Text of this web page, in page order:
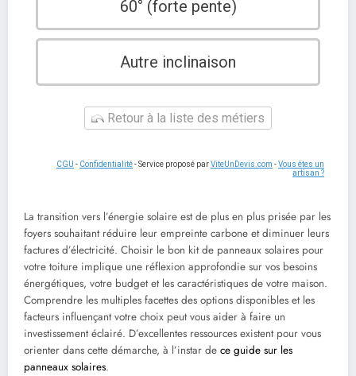
60° (forte pente)
Autre inclinaison
Retour à la liste des métiers
CGU - Confidentialité- Service proposé parViteUnDevis.com -Vous êtes un
artisan ?
La transition vers l’énergie solaire est de plus en plus prisée par les
foyers souhaitant réduire leur empreinte carbone et diminuer leurs
factures d’électricité. Choisir le bon kit de panneaux solaires pour
votre toiture implique une réflexion approfondie sur vos besoins
énergétiques, votre budget et les caractéristiques de votre maison.
Comprendre les multiples facettes des options disponibles et les
facteurs influençant votre choix peut vous aider à faire un
investissement éclairé. D’excellentes ressources existent pour vous
orienter dans cette démarche, à l’instar de ce guide sur les
panneaux solaires.